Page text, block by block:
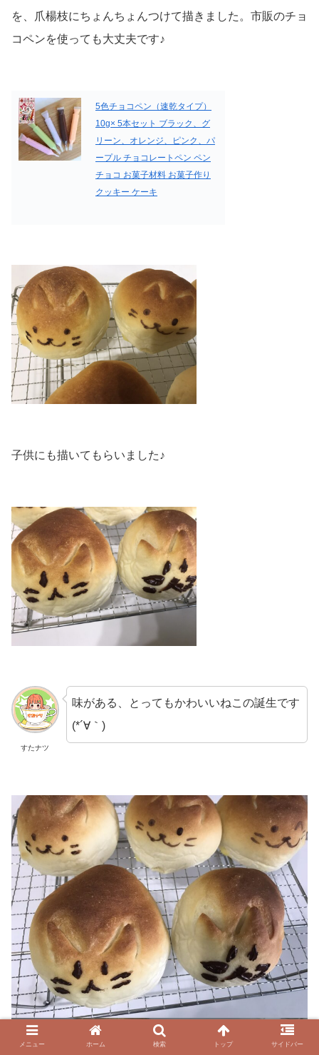
を、爪楊枝にちょんちょんつけて描きました。市販のチョ
コペンを使っても大丈夫です♪
5色チョコペン（速乾タイプ）
10g× 5本セット ブラック、グ
リーン、オレンジ、ピンク、パ
ープル チョコレートペン ペン
チョコ お菓子材料 お菓子作り
クッキー ケーキ
子供にも描いてもらいました♪
すたナツ
味がある、とってもかわいいねこの誕生です
(*´∀｀)
メニュー ホーム 検索 トップ サイドバー